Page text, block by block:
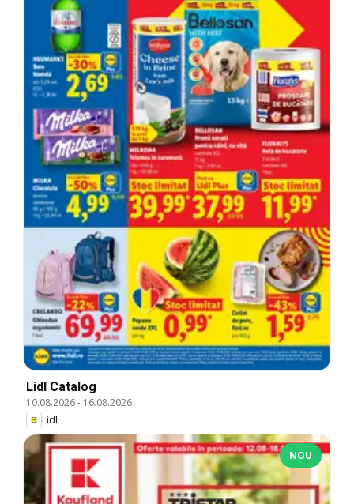
Lidl Catalog
10.08.2026- 16.08.2026
Lidl
NOU